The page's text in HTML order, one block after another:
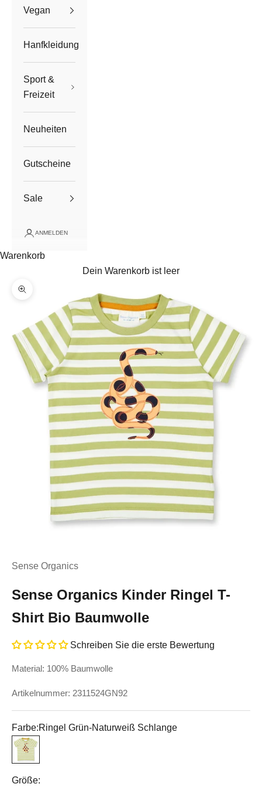
Vegan
Hanfkleidung
Sport &
Freizeit
Neuheiten
Gutscheine
Sale
ANMELDEN
Warenkorb
Dein Warenkorb ist leer
Bild vergrößern
Sense Organics
Sense Organics Kinder Ringel T-
Shirt Bio Baumwolle
Schreiben Sie die erste Bewertung
Material: 100% Baumwolle
Artikelnummer: 2311524GN92
Farbe:Ringel Grün-Naturweiß Schlange
Ringel Grün-Naturweiß Schlange
Größe: